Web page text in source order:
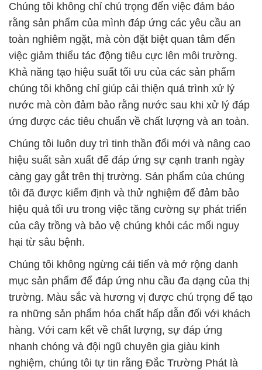
Chúng tôi không chỉ chú trọng đến việc đảm bảo
rằng sản phẩm của mình đáp ứng các yêu cầu an
toàn nghiêm ngặt, mà còn đặt biệt quan tâm đến
việc giảm thiểu tác động tiêu cực lên môi trường.
Khả năng tạo hiệu suất tối ưu của các sản phẩm
chúng tôi không chỉ giúp cải thiện quá trình xử lý
nước mà còn đảm bảo rằng nước sau khi xử lý đáp
ứng được các tiêu chuẩn về chất lượng và an toàn.
Chúng tôi luôn duy trì tinh thần đổi mới và nâng cao
hiệu suất sản xuất để đáp ứng sự cạnh tranh ngày
càng gay gắt trên thị trường. Sản phẩm của chúng
tôi đã được kiểm định và thử nghiệm để đảm bảo
hiệu quả tối ưu trong việc tăng cường sự phát triển
của cây trồng và bảo vệ chúng khỏi các mối nguy
hại từ sâu bệnh.
Chúng tôi không ngừng cải tiến và mở rộng danh
mục sản phẩm để đáp ứng nhu cầu đa dạng của thị
trường. Màu sắc và hương vị được chú trọng để tạo
ra những sản phẩm hóa chất hấp dẫn đối với khách
hàng. Với cam kết về chất lượng, sự đáp ứng
nhanh chóng và đội ngũ chuyên gia giàu kinh
nghiệm, chúng tôi tự tin rằng Đắc Trường Phát là